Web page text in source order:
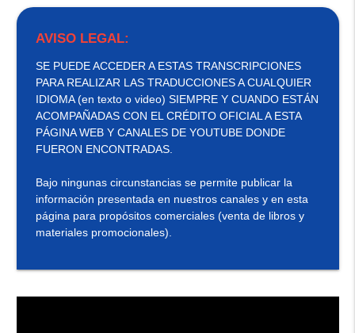
AVISO LEGAL:
SE PUEDE ACCEDER A ESTAS TRANSCRIPCIONES
PARA REALIZAR LAS TRADUCCIONES A CUALQUIER
IDIOMA (en texto o video) SIEMPRE Y CUANDO ESTÁN
ACOMPAÑADAS CON EL CRÉDITO OFICIAL A ESTA
PÁGINA WEB Y CANALES DE YOUTUBE DONDE
FUERON ENCONTRADAS.
Bajo ningunas circunstancias se permite publicar la
información presentada en nuestros canales y en esta
página para propósitos comerciales (venta de libros y
materiales promocionales).